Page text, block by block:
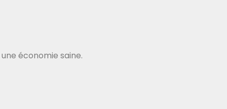
économie saine.